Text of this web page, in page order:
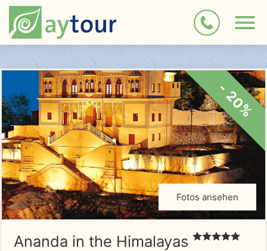
Fotos ansehen
- 20%
Ananda in the Himalayas